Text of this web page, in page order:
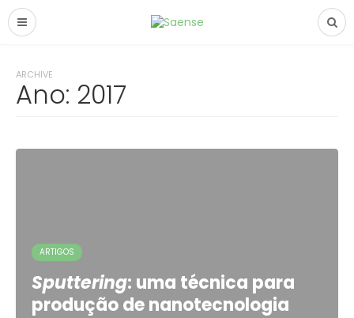
ARCHIVE
Ano: 2017
ARTIGOS
Sputtering: uma técnica para
produção de nanotecnologia